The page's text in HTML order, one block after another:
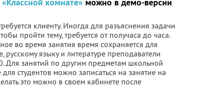
клиенту. Иногда для разъяснения задачи
пройти тему, требуется от получаса до часа.
во время занятия время сохраняется для
языку и литературе преподаватели
Для занятий по другим предметам школьной
студентов можно записаться на занятие на
это можно в своем кабинете после